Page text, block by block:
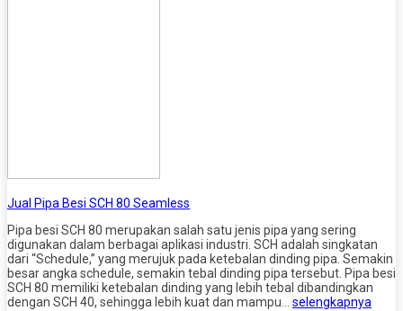
Jual Pipa Besi SCH 80 Seamless
Pipa besi SCH 80 merupakan salah satu jenis pipa yang sering
digunakan dalam berbagai aplikasi industri. SCH adalah singkatan
dari “Schedule,” yang merujuk pada ketebalan dinding pipa. Semakin
besar angka schedule, semakin tebal dinding pipa tersebut. Pipa besi
SCH 80 memiliki ketebalan dinding yang lebih tebal dibandingkan
dengan SCH 40, sehingga lebih kuat dan mampu… selengkapnya